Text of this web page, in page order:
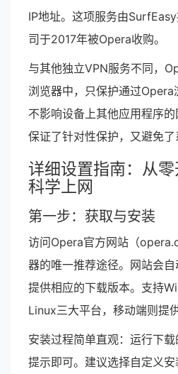
IP地址。这项服务由
司于2017年被Opera收购。
与其他独立VPN服务不同，
浏览器中，只保护通过
不影响设备上其他应用程序
保证了针对性保护，又避免了
详细设置指南：从
科学上网
第一步：获取与安装
访问Opera官方网站（
器的唯一推荐途径。网站会自
提供相应的下载版本。支持
Linux三大平台，移动端则提
安装过程简单直观：运行下
提示即可。建议选择自定义